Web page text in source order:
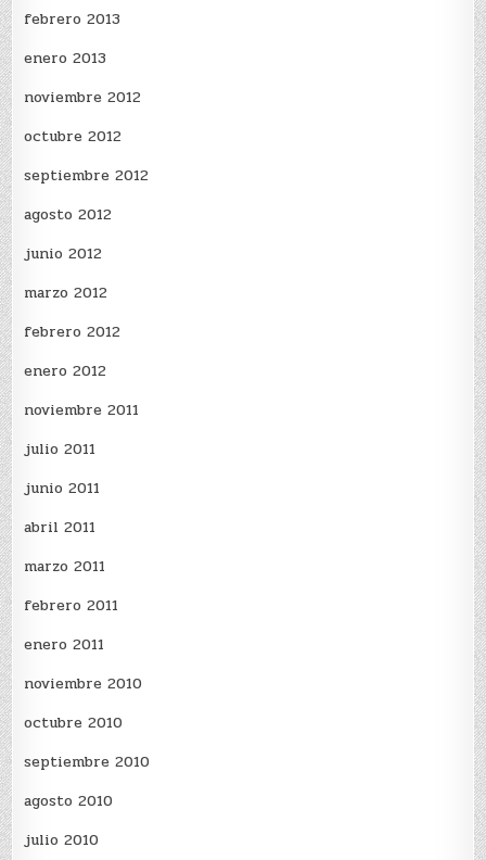
febrero 2013
enero 2013
noviembre 2012
octubre 2012
septiembre 2012
agosto 2012
junio 2012
marzo 2012
febrero 2012
enero 2012
noviembre 2011
julio 2011
junio 2011
abril 2011
marzo 2011
febrero 2011
enero 2011
noviembre 2010
octubre 2010
septiembre 2010
agosto 2010
julio 2010